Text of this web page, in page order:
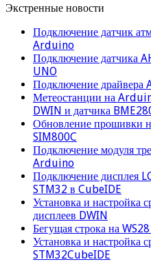
Экстренные новости
Подключение датчик
Arduino
Подключение датчика
UNO
Подключение
Метеостанции на
DWIN и датчика
Обновление прошивки
SIM800C
Подключение модуля
Arduino
Подключение дисплея
STM32 в CubeIDE
Установка и настройка
дисплеев DWIN
Бегущая строка на
Установка и настройка
STM32CubeIDE